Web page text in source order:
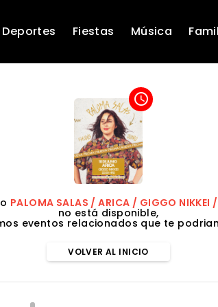
Deportes Fiestas Música
access_time
PALOMA SALAS / ARICA / GIGGO NIKKEI
no está disponible,
eventos relacionados que te
VOLVER AL INICIO